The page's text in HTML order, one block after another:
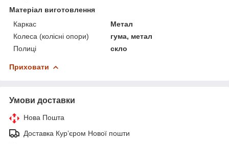
Матеріал виготовлення
Каркас
Метал
Колеса (колісні опори)
гума, метал
Полиці
скло
Приховати
Умови доставки
Нова Пошта
Доставка Курʼєром Нової пошти